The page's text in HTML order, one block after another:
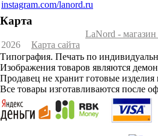
instagram.com/lanord.ru
Карта
LaNord -
2026
Карта сайта
Типография. Печать по
Изображения товаров являются
Продавец не хранит готовые изделия
Все товары изготавливаются после